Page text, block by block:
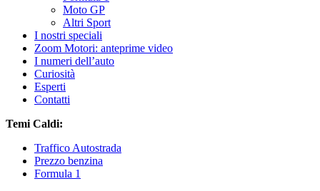
Moto GP
Altri Sport
I nostri speciali
Zoom Motori: anteprime video
I numeri dell’auto
Curiosità
Esperti
Contatti
Temi Caldi:
Traffico Autostrada
Prezzo benzina
Formula 1